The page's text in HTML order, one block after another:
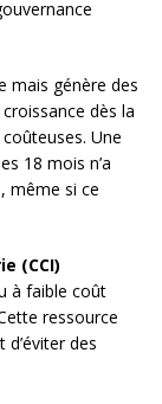
mais génère des
dès la
Une
18 mois n’a
même si ce
(CCI)
à faible coût
ressource
des